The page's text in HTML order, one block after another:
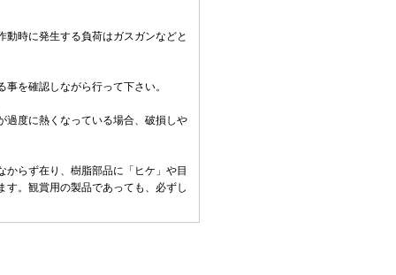
時に発生する負荷はガスガンなどと
を確認しながら行って下さい。
度に熱くなっている場合、破損しや
らず在り、樹脂部品に「ヒケ」や目
。観賞用の製品であっても、必ずし